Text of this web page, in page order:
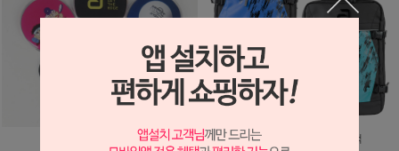
[andro] 타이바(Taiva) 백팩